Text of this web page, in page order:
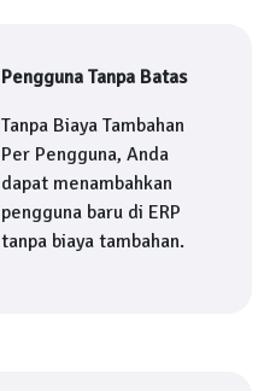
Pengguna Tanpa Batas
Tanpa Biaya Tambahan
Per Pengguna, Anda
dapat menambahkan
pengguna baru di ERP
tanpa biaya tambahan.